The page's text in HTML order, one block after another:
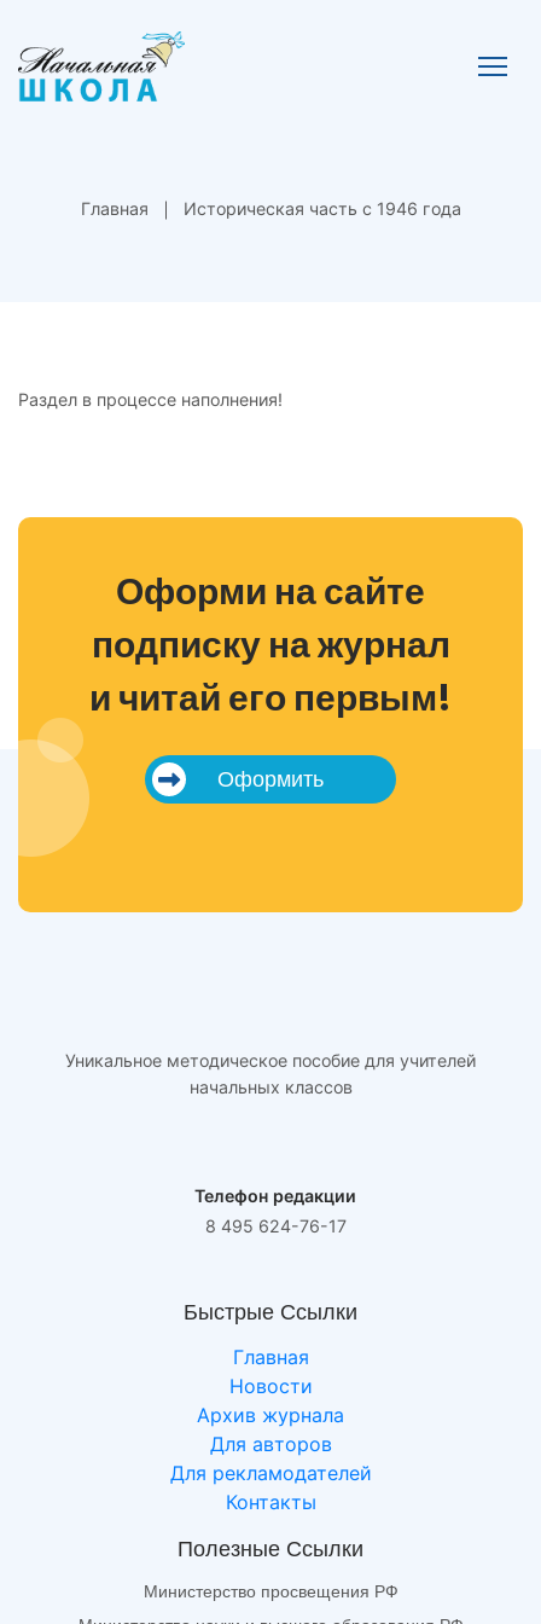
Главная Историческая часть с 1946 года
Раздел в процессе наполнения!
Оформи на сайте
подписку на журнал
и читай его первым!
Оформить
Уникальное методическое пособие для учителей
начальных классов
Телефон редакции
8 495 624-76-17
Быстрые Ссылки
Главная
Новости
Архив журнала
Для авторов
Для рекламодателей
Контакты
Полезные Ссылки
Министерство просвещения РФ